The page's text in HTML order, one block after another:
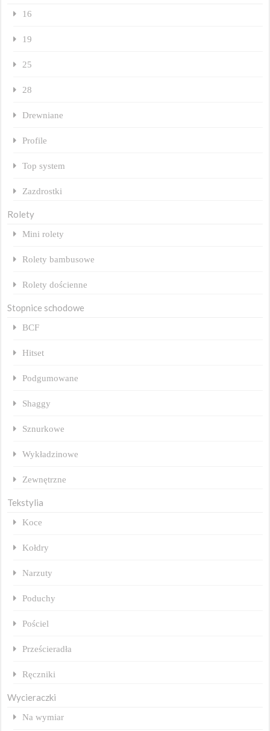
16
19
25
28
Drewniane
Profile
Top system
Zazdrostki
Rolety
Mini rolety
Rolety bambusowe
Rolety dościenne
Stopnice schodowe
BCF
Hitset
Podgumowane
Shaggy
Sznurkowe
Wykładzinowe
Zewnętrzne
Tekstylia
Koce
Kołdry
Narzuty
Poduchy
Pościel
Prześcieradła
Ręczniki
Wycieraczki
Na wymiar